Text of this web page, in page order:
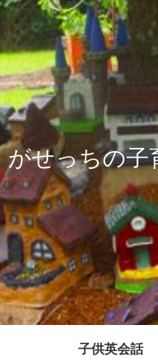
がせっちの子
子供英会話